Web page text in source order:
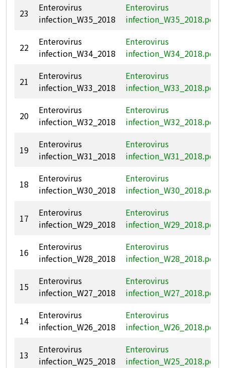
23
Enterovirus
infection_W35_2018
Enterovirus
infection_W35_2018.pdf
22
Enterovirus
infection_W34_2018
Enterovirus
infection_W34_2018.pdf
21
Enterovirus
infection_W33_2018
Enterovirus
infection_W33_2018.pdf
20
Enterovirus
infection_W32_2018
Enterovirus
infection_W32_2018.pdf
19
Enterovirus
infection_W31_2018
Enterovirus
infection_W31_2018.pdf
18
Enterovirus
infection_W30_2018
Enterovirus
infection_W30_2018.pdf
17
Enterovirus
infection_W29_2018
Enterovirus
infection_W29_2018.pdf
16
Enterovirus
infection_W28_2018
Enterovirus
infection_W28_2018.pdf
15
Enterovirus
infection_W27_2018
Enterovirus
infection_W27_2018.pdf
14
Enterovirus
infection_W26_2018
Enterovirus
infection_W26_2018.pdf
13
Enterovirus
infection_W25_2018
Enterovirus
infection_W25_2018.pdf